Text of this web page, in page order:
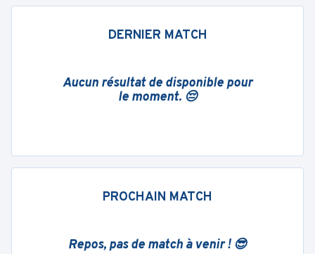
DERNIER MATCH
Aucun résultat de disponible pour
le moment. 😔
PROCHAIN MATCH
Repos, pas de match à venir ! 😎